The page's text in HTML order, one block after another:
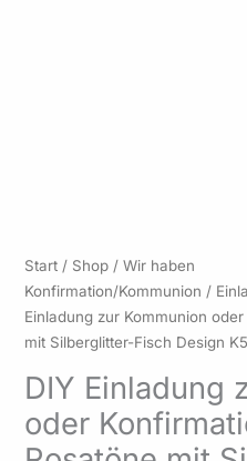
Start / Shop /Wir haben
Konfirmation/Kommunion /
Einladung zur Kommunion
mit Silberglitter-Fisch Design
DIY Einladung
oder
bis
DIY
Einladung
zur
Kommunion
Konfirmation
–
zarte